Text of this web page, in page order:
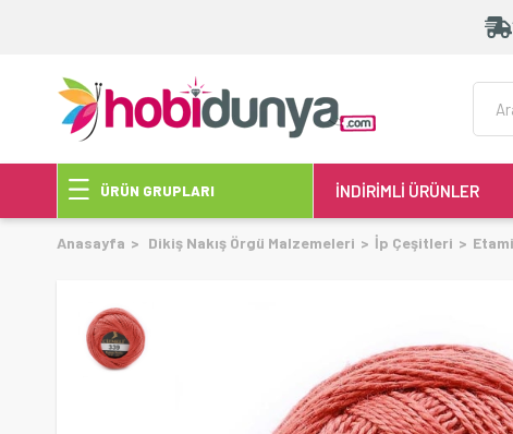
ÜRÜN GRUPLARI İNDİRİMLİ ÜRÜNLER
Anasayfa Dikiş Nakış Örgü Malzemeleri İp Çeşitleri